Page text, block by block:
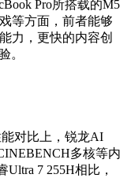
Pro所搭载的M5
等方面，前者能够
力，更快的内容创
。
对比上，锐龙AI
多核等内
7 255H相比，